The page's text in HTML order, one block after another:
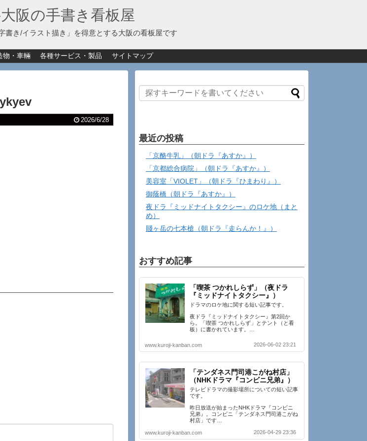
阪の手書き看板屋
書き/イラスト描き」を得意とする大阪の看板屋です
物・車輛 各種サービス・製品 サイトマップ
2026/6/28
最近の投稿
「京酪牛乳」（朝ドラ『あすか』）
「京都総合病院」（朝ドラ『あすか』）
美容室「VIOLET」（朝ドラ『ひまわり』）
御蔭橋（朝ドラ『あすか』）
夜ドラ『ミッドナイトタクシー』のロケ地（まと
め）
賤ヶ岳の七本槍（朝ドラ『走らんか！』）
おすすめ記事
「喫茶 つかれしらず」（夜ドラ
『ミッドナイトタクシー』）
ドラマのロケ地に関する短い記事です。
夜ドラ『ミッドナイトタクシー』第2回か
ら。「喫茶 つかれしらず」とテント（と看
板）に書かれています。…
www.kuroji-kanban.com 2026-06-02 23:21
「テンダネス門司港こがね村店」
（NHKドラマ『コンビニ兄弟』）
テレビドラマの撮影場所についての短い記事
です。
昨日放送が始まったNHKドラマ『コンビニ
兄弟』。コンビニ「テンダネス門司港こがね
村店」です…
www.kuroji-kanban.com 2026-04-29 23:36